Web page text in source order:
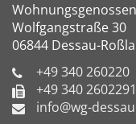
Wolfgangstraße 30
06844 Dessau-
+49 340 260220
+49 340
info@wg-